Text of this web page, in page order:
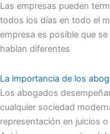
Las empresas pueden
todos los días en todo el
empresa es posible que
hablan diferentes
La importancia de los
Los abogados
cualquier sociedad
representación en juicios